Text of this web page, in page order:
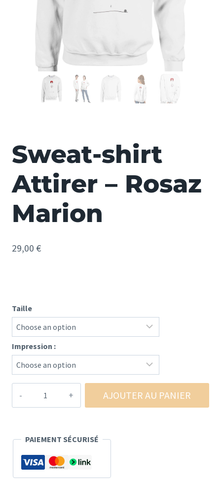
Sweat-shirt
Attirer – Rosaz
Marion
29,00 €
Taille
Impression :
de
shirt
Attirer
AJOUTER AU PANIER
PAIEMENT SÉCURISÉ